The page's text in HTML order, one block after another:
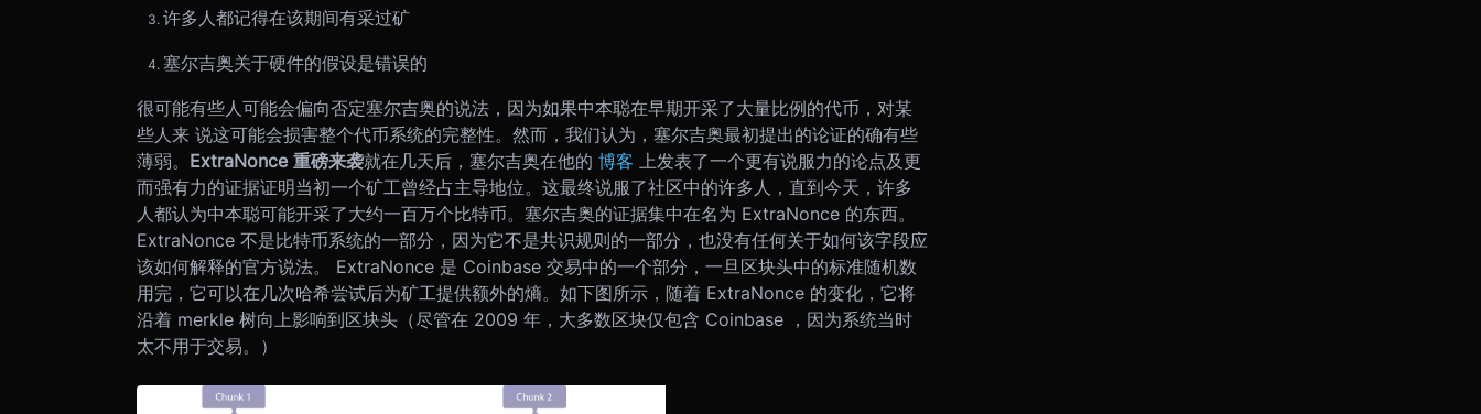
许多人都记得在该期间有采过矿
塞尔吉奥关于硬件的假设是错误的
很可能有些人可能会偏向否定塞尔吉奥的说法，因为如果中本聪在早期开采了大量比例的代币，对某
些人来 说这可能会损害整个代币系统的完整性。然而，我们认为，塞尔吉奥最初提出的论证的确有些
薄弱。 ExtraNonce 重磅来袭就在几天后，塞尔吉奥在他的 博客 上发表了一个更有说服力的论点及更
而强有力的证据证明当初一个矿工曾经占主导地位。这最终说服了社区中的许多人，直到今天，许多
人都认为中本聪可能开采了大约一百万个比特币。 塞尔吉奥的证据集中在名为 ExtraNonce 的东西。
ExtraNonce 不是比特币系统的一部分，因为它不是共识规则的一部分，也没有任何关于如何该字段应
该如何解释的官方说法。 ExtraNonce 是 Coinbase 交易中的一个部分，一旦区块头中的标准随机数
用完，它可以在几次哈希尝试后为矿工提供额外的熵。如下图所示，随着 ExtraNonce 的变化，它将
沿着 merkle 树向上影响到区块头（尽管在 2009 年，大多数区块仅包含 Coinbase ，因为系统当时
太不用于交易。）